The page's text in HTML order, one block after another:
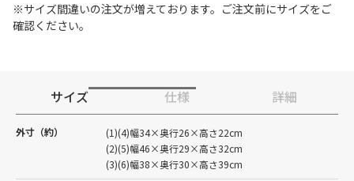
※サイズ間違いの注文が増えております。ご注文前にサイズをご
確認ください。
サイズ 仕様 詳細
外寸（約）
(1)(4)幅34×奥行26×高さ22cm
(2)(5)幅46×奥行29×高さ32cm
(3)(6)幅38×奥行30×高さ39cm